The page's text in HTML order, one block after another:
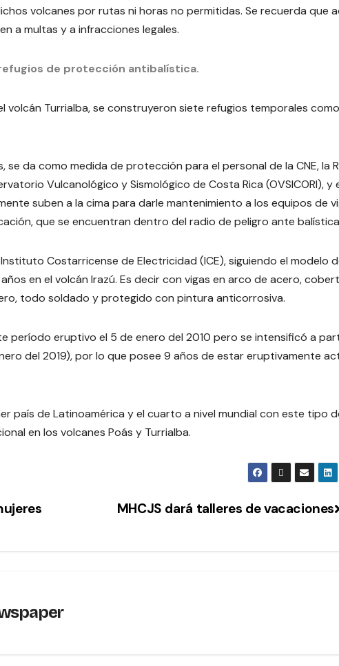
volcanes por rutas ni horas no permitidas. Se recuerda que
a multas y a infracciones legales.
de protección antibalística.
Turrialba, se construyeron siete refugios temporales
da como medida de protección para el personal de la CNE, la
Vulcanológico y Sismológico de Costa Rica (OVSICORI), y
suben a la cima para darle mantenimiento a los equipos de
que se encuentran dentro del radio de peligro ante
Costarricense de Electricidad (ICE), siguiendo el modelo
en el volcán Irazú. Es decir con vigas en arco de acero,
todo soldado y protegido con pintura anticorrosiva.
período eruptivo el 5 de enero del 2010 pero se intensificó a
del 2019), por lo que posee 9 años de estar eruptivamente
país de Latinoamérica y el cuarto a nivel mundial con este tipo
en los volcanes Poás y Turrialba.
MHCJS dará talleres de vacaciones